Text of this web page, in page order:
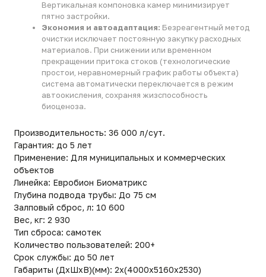
Линейка: Евробион Биоматрикс
Глубина подвода трубы: До 75 см
Залповый сброс, л: 10 600
Количество пользователей: 200+
Срок службы: до 50 лет
Габариты (ДxШxВ)(мм): 2x(4000x5160x2530)
Смотрите также